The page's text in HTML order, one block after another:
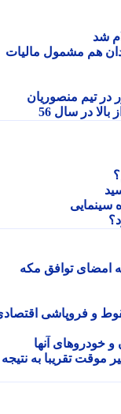
هم مشمول مالیات
منصوریان
سال 56
توافق مکه
فروپاشی اقتصادی
آنها
تقریبا به نتیجه